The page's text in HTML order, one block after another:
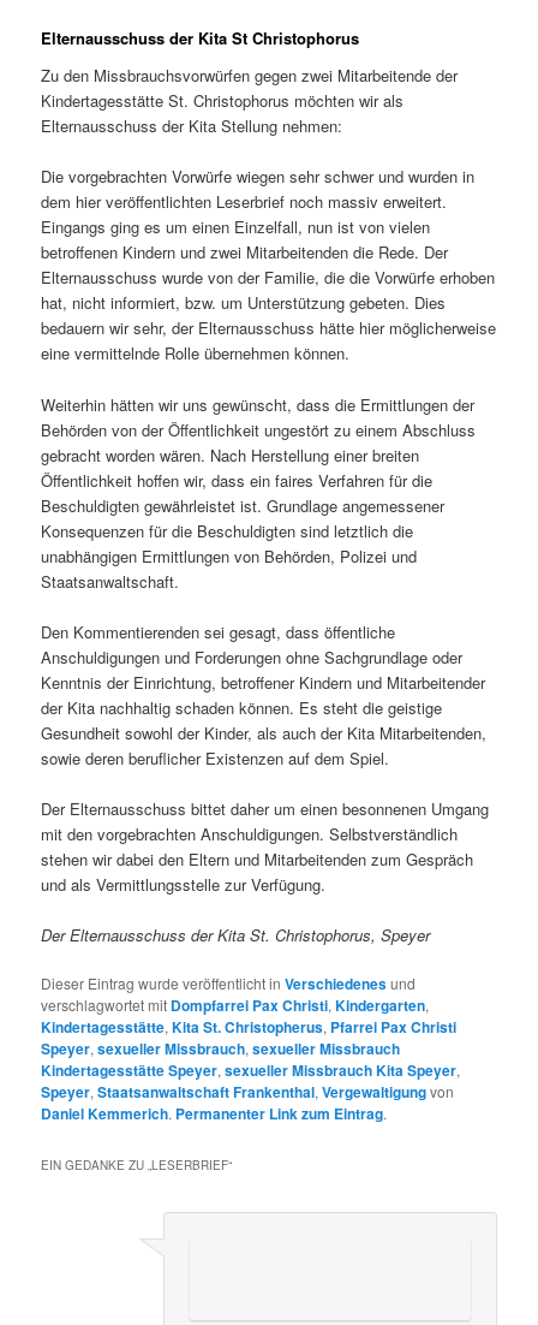
Elternausschuss der Kita St Christophorus
Zu den Missbrauchsvorwürfen gegen zwei Mitarbeitende der
Kindertagesstätte St. Christophorus möchten wir als
Elternausschuss der Kita Stellung nehmen:
Die vorgebrachten Vorwürfe wiegen sehr schwer und wurden in
dem hier veröffentlichten Leserbrief noch massiv erweitert.
Eingangs ging es um einen Einzelfall, nun ist von vielen
betroffenen Kindern und zwei Mitarbeitenden die Rede. Der
Elternausschuss wurde von der Familie, die die Vorwürfe erhoben
hat, nicht informiert, bzw. um Unterstützung gebeten. Dies
bedauern wir sehr, der Elternausschuss hätte hier möglicherweise
eine vermittelnde Rolle übernehmen können.
Weiterhin hätten wir uns gewünscht, dass die Ermittlungen der
Behörden von der Öffentlichkeit ungestört zu einem Abschluss
gebracht worden wären. Nach Herstellung einer breiten
Öffentlichkeit hoffen wir, dass ein faires Verfahren für die
Beschuldigten gewährleistet ist. Grundlage angemessener
Konsequenzen für die Beschuldigten sind letztlich die
unabhängigen Ermittlungen von Behörden, Polizei und
Staatsanwaltschaft.
Den Kommentierenden sei gesagt, dass öffentliche
Anschuldigungen und Forderungen ohne Sachgrundlage oder
Kenntnis der Einrichtung, betroffener Kindern und Mitarbeitender
der Kita nachhaltig schaden können. Es steht die geistige
Gesundheit sowohl der Kinder, als auch der Kita Mitarbeitenden,
sowie deren beruflicher Existenzen auf dem Spiel.
Der Elternausschuss bittet daher um einen besonnenen Umgang
mit den vorgebrachten Anschuldigungen. Selbstverständlich
stehen wir dabei den Eltern und Mitarbeitenden zum Gespräch
und als Vermittlungsstelle zur Verfügung.
Der Elternausschuss der Kita St. Christophorus, Speyer
Dieser Eintrag wurde veröffentlicht inVerschiedenesund
verschlagwortet mit Dompfarrei Pax Christi,Kindergarten,
Kindertagesstätte,Kita St. Christopherus, Pfarrei Pax Christi
Speyer,sexueller Missbrauch,sexueller Missbrauch
Kindertagesstätte Speyer,sexueller Missbrauch Kita Speyer,
Speyer,Staatsanwaltschaft Frankenthal,Vergewaltigungvon
Daniel Kemmerich. Permanenter Link zum Eintrag.
EIN GEDANKE ZU „LESERBRIEF“